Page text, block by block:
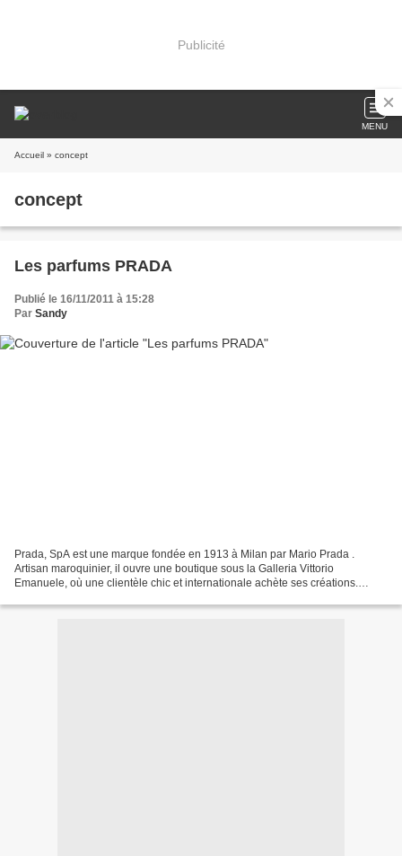
Publicité
MENU
Accueil » concept
concept
Les parfums PRADA
Publié le 16/11/2011 à 15:28
Par Sandy
Prada, SpA est une marque fondée en 1913 à Milan par Mario Prada .
Artisan maroquinier, il ouvre une boutique sous la Galleria Vittorio
Emanuele, où une clientèle chic et internationale achète ses créations.